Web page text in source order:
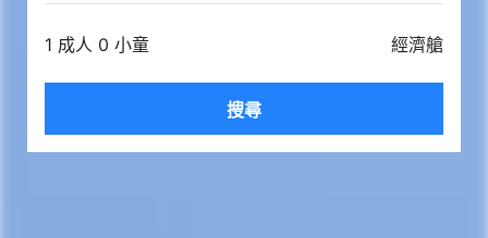
1 成人 0 小童 經濟艙
搜尋